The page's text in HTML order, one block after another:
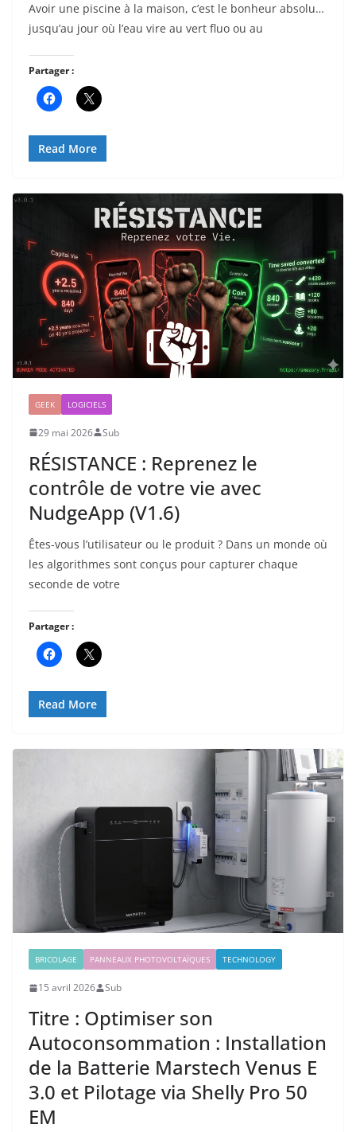
Avoir une piscine à la maison, c’est le bonheur absolu…
jusqu’au jour où l’eau vire au vert fluo ou au
Partager :
Read More
GEEK LOGICIELS
29 mai 2026 Sub
RÉSISTANCE : Reprenez le
contrôle de votre vie avec
NudgeApp (V1.6)
Êtes-vous l’utilisateur ou le produit ? Dans un monde où
les algorithmes sont conçus pour capturer chaque
seconde de votre
Partager :
Read More
BRICOLAGE PANNEAUX PHOTOVOLTAÏQUES TECHNOLOGY
15 avril 2026 Sub
Titre : Optimiser son
Autoconsommation : Installation
de la Batterie Marstech Venus E
3.0 et Pilotage via Shelly Pro 50
EM